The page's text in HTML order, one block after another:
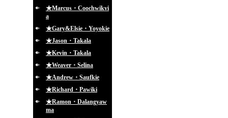
★Marcus・Coochwikvi
a
★Gary&Elsie・Yoyokie
★Jason・Takala
★Kevin・Takala
★Weaver・Selina
★Andrew・Saufkie
★Richard・Pawiki
★Ramon・Dalangyaw
ma